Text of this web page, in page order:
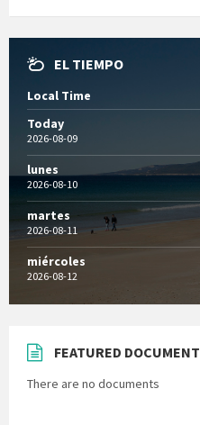
EL TIEMPO
Local Time
Today
2026-08-09
lunes
2026-08-10
martes
2026-08-11
miércoles
2026-08-12
FEATURED DOCUMENT
There are no documents